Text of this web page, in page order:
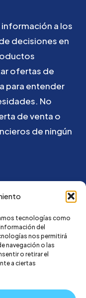
tecnologías como
del
nos permitirá
navegación o las
o retirar el
a ciertas
información a los
decisiones en
ofertas de
para entender
No
deventa o
de ningún
nosotros